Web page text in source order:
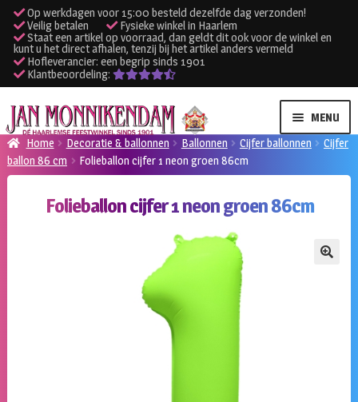
Op werkdagen voor 15:00 besteld dezelfde dag verzonden!
Veilig betalen
Fysieke winkel in Haarlem
Staat een artikel op voorraad, dan geldt dit ook voor de winkel en
kunt u het direct afhalen, tenzij bij het artikel anders vermeld
Hofleverancier: een begrip sinds 1901
Klantbeoordeling:
Ga
door
naar
navigatie
Ga
naar
de
inhoud
MENU
Verhuur kleding
Verhuur apparatuur
Home Decoratie & ballonnen Ballonnen Cijfer ballonnen
Cijfer
ballon 86 cm
Folieballon cijfer 1 neon groen 86cm
Folieballon cijfer 1 neon groen 86cm